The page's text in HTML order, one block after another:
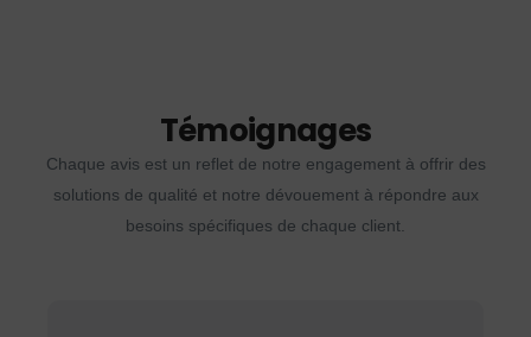
Témoignages
Chaque avis est un reflet de notre engagement à offrir des
solutions de qualité et notre dévouement à répondre aux
besoins spécifiques de chaque client.